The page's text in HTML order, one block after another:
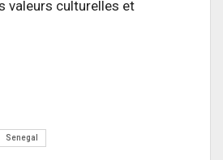
valeurs culturelles et
Senegal